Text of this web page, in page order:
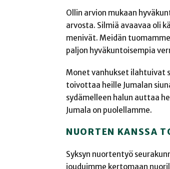
Ollin arvion mukaan
arvosta. Silmiä avaavaa oli
menivät. Meidän
paljon hyväkuntoisempia
Monet vanhukset ilahtuivat
toivottaa heille Jumalan
sydämelleen halun auttaa
Jumala on puolellamme.
NUORTEN KANSSA
Syksyn nuortentyö
jouduimme kertomaan